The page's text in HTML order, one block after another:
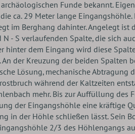
Funde bekannt.
ca. 29 Meter lange
im Berghang dahinter. Angelegt ist
N - S verlaufenden Spalte, die sich
hinter dem Eingang wird diese
An der Kreuzung der beiden Spalten
Lösung, mechanische Abtragung
während der Kaltzeiten
mehr. Bis zur Auffüllung des
der Eingangshöhle eine kräftige
in der Höhle schließen lässt. Sein
2/3 des Höhlengangs